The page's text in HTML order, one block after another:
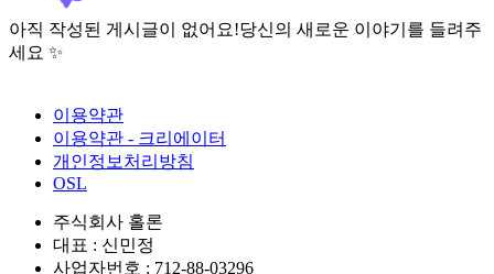
아직 작성된 게시글이 없어요!당신의 새로운 이야기를 들려주
세요 ✨
이용약관
이용약관 - 크리에이터
개인정보처리방침
OSL
주식회사 홀론
대표 : 신민정
사업자번호 : 712-88-03296